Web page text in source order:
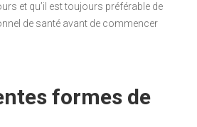
et qu’il est toujours préférable de
de santé avant de commencer
formes de